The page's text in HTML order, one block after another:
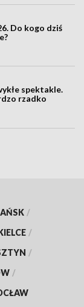
Do kogo dziś
spektakle.
rzadko
/
/
/
/